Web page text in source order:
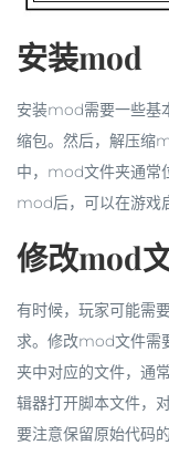
安装mod
安装mod需要一些基
缩包。然后，解压缩
中，mod文件夹通常
mod后，可以在游戏
修改mod
有时候，玩家可能需
求。修改mod文件需
夹中对应的文件，通
辑器打开脚本文件，
要注意保留原始代码